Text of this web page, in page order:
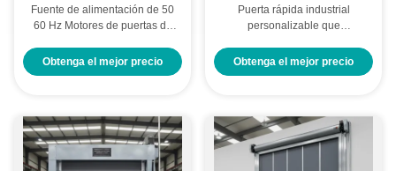
Fuente de alimentación de 50
60 Hz Motores de puertas de
aislamiento térmico opcional
Diseñados para operación de
Obtenga el mejor precio
Puerta rápida industrial
personalizable que
viento hasta 120 Kmh y
velocidad de apertura de 0,5 a
Obtenga el mejor precio